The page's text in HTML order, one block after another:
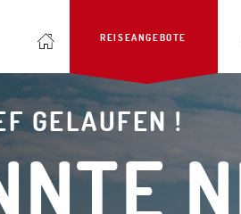
REISEANGEBOTE
GELAUFEN !